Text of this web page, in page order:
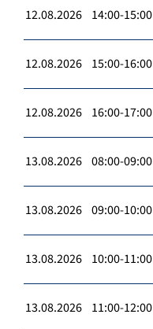
12.08.2026 14:00-15:00
12.08.2026 15:00-16:00
12.08.2026 16:00-17:00
13.08.2026 08:00-09:00
13.08.2026 09:00-10:00
13.08.2026 10:00-11:00
13.08.2026 11:00-12:00